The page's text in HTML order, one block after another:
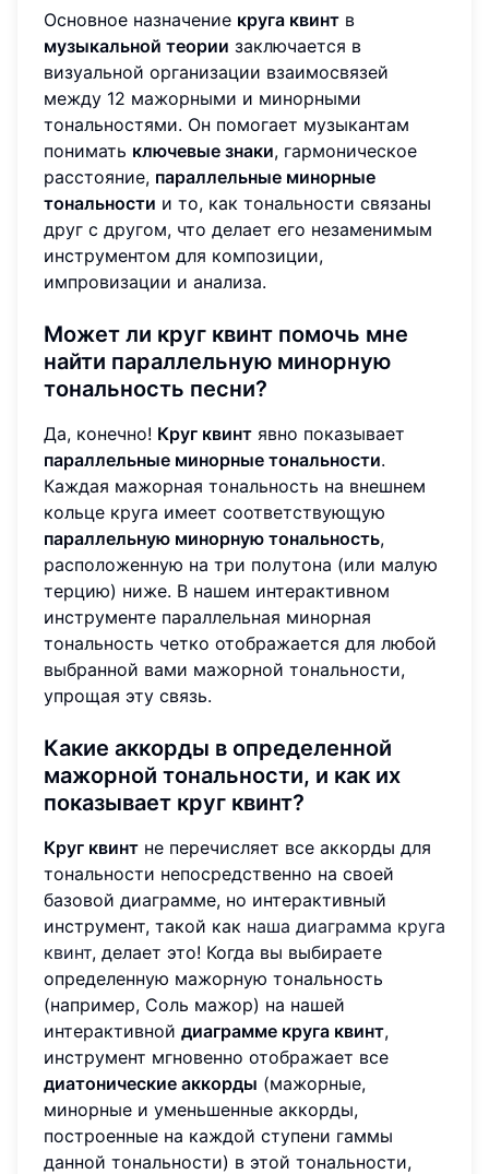
Основное назначение круга квинт в
музыкальной теории заключается в
визуальной организации взаимосвязей
между 12 мажорными и минорными
тональностями. Он помогает музыкантам
понимать ключевые знаки, гармоническое
расстояние, параллельные минорные
тональности и то, как тональности связаны
друг с другом, что делает его незаменимым
инструментом для композиции,
импровизации и анализа.
Может ли круг квинт помочь мне
найти параллельную минорную
тональность песни?
Да, конечно! Круг квинт явно показывает
параллельные минорные тональности.
Каждая мажорная тональность на внешнем
кольце круга имеет соответствующую
параллельную минорную тональность,
расположенную на три полутона (или малую
терцию) ниже. В нашем интерактивном
инструменте параллельная минорная
тональность четко отображается для любой
выбранной вами мажорной тональности,
упрощая эту связь.
Какие аккорды в определенной
мажорной тональности, и как их
показывает круг квинт?
Круг квинт не перечисляет все аккорды для
тональности непосредственно на своей
базовой диаграмме, но интерактивный
инструмент, такой как наша диаграмма круга
квинт, делает это! Когда вы выбираете
определенную мажорную тональность
(например, Соль мажор) на нашей
интерактивной диаграмме круга квинт,
инструмент мгновенно отображает все
диатонические аккорды (мажорные,
минорные и уменьшенные аккорды,
построенные на каждой ступени гаммы
данной тональности) в этой тональности,